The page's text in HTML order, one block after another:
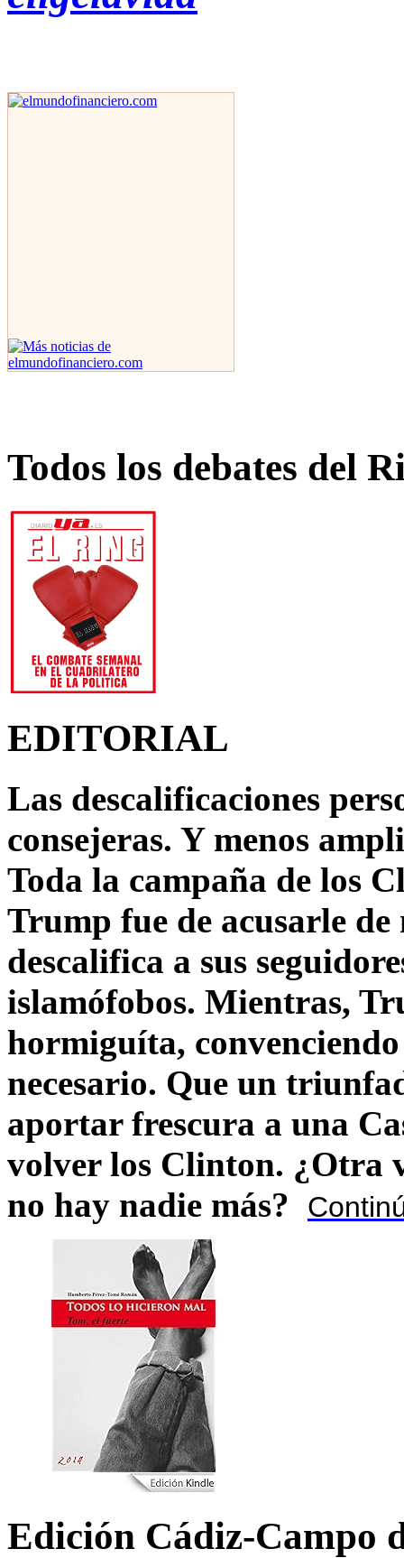
Todos los debates del
EDITORIAL
Las descalificaciones
consejeras. Y menos
Toda la campaña de los
Trump fue de acusarle
descalifica a sus
islamófobos. Mientras,
hormiguíta,
necesario. Que un
aportar frescura a una
volver los Clinton. ¿Otra
no hay nadie más?
Edición Cádiz-Campo